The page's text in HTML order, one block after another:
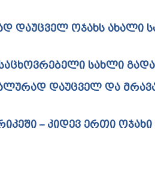
ᲓᲐᲣᲪᲕᲔᲚ ᲝᲯᲐᲮᲡ ᲐᲮᲐᲚᲘ
ᲡᲐᲮᲚᲘ
ᲓᲐᲣᲪᲕᲔᲚ ᲓᲐ
– ᲙᲘᲓᲔᲕ ᲔᲠᲗᲘ